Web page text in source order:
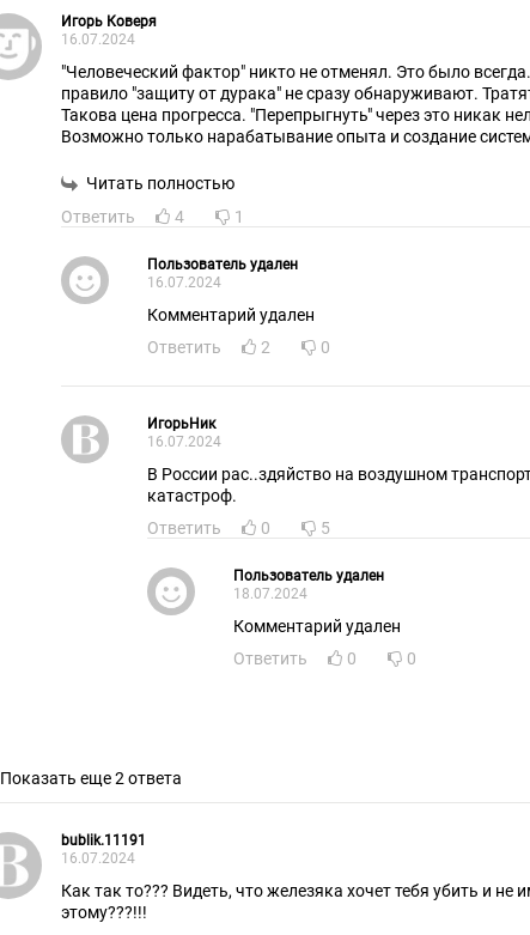
Игорь Коверя
16.07.2024
"Человеческий фактор" никто не отменял. Это было
правило "защиту от дурака" не сразу обнаруживают.
Такова цена прогресса. "Перепрыгнуть" через это никак
Возможно только нарабатывание опыта и создание
Читать полностью
Ответить
4 1
Пользователь удален
16.07.2024
Комментарий удален
Ответить
2 0
ИгорьНик
16.07.2024
В России рас..здяйство на воздушном
катастроф.
Ответить
0 5
Пользователь удален
18.07.2024
Комментарий удален
Ответить
0 0
Показать еще 2 ответа
bublik.11191
16.07.2024
Как так то??? Видеть, что железяка хочет тебя убить и
этому???!!!